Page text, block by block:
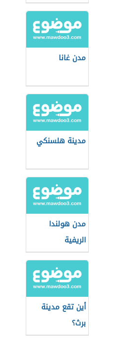
مدن غانا
مدينة هلسنكي
مدن هولندا
الريفية
أين تقع مدينة
برث؟